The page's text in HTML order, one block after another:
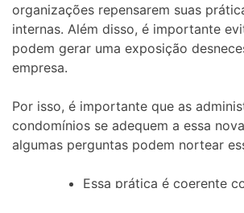
organizações repensarem suas
internas. Além disso, é importante
podem gerar uma exposição
empresa.
Por isso, é importante que as
condomínios se adequem a essa
algumas perguntas podem nortear
Essa prática é coerente